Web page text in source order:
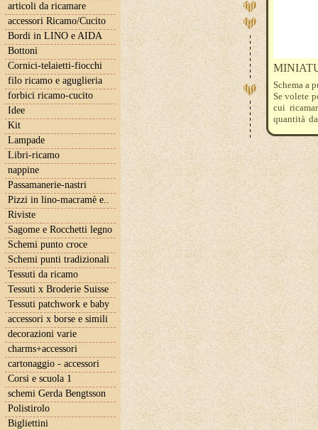
articoli da ricamare
accessori Ricamo/Cucito
Bordi in LINO e AIDA
Bottoni
Cornici-telaietti-fiocchi
filo ricamo e aguglieria
forbici ricamo-cucito
Idee
Kit
Lampade
Libri-ricamo
nappine
Passamanerie-nastri
Pizzi in lino-macramè e..
Riviste
Sagome e Rocchetti legno
Schemi punto croce
Schemi punti tradizionali
Tessuti da ricamo
Tessuti x Broderie Suisse
Tessuti patchwork e baby
accessori x borse e simili
decorazioni varie
charms+accessori
cartonaggio - accessori
Corsi e scuola 1
schemi Gerda Bengtsson
Polistirolo
Bigliettini
Schema a
Se volete
cui
quantità